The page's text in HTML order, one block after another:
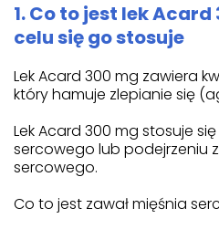
1. Co to jest lek
celu się go stosuje
Lek Acard 300 mg zawiera
który hamuje zlepianie się
Lek Acard 300 mg stosuje
sercowego lub podejrzeniu
sercowego.
Co to jest zawał mięśnia